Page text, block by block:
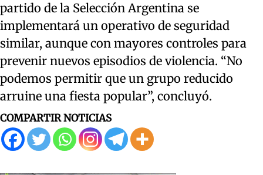
partido de la Selección Argentina se
implementará un operativo de seguridad
similar, aunque con mayores controles para
prevenir nuevos episodios de violencia. “No
podemos permitir que un grupo reducido
arruine una fiesta popular”, concluyó.
COMPARTIR NOTICIAS